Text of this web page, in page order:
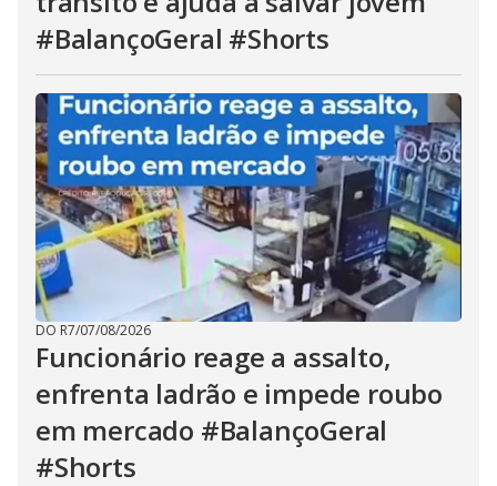
#BalançoGeral #Shorts
DO R7/07/08/2026
Funcionário reage a assalto,
enfrenta ladrão e impede roubo
em mercado #BalançoGeral
#Shorts